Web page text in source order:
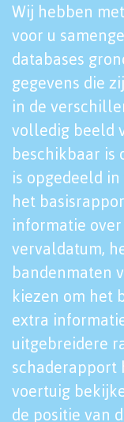
Wij hebben
voor u
databases
gegevens die
in de
volledig beeld
beschikbaar is
is opgedeeld
het
informatie over
vervaldatum,
bandenmaten
kiezen om het
extra
uitgebreidere
schaderapport
voertuig
de positie van